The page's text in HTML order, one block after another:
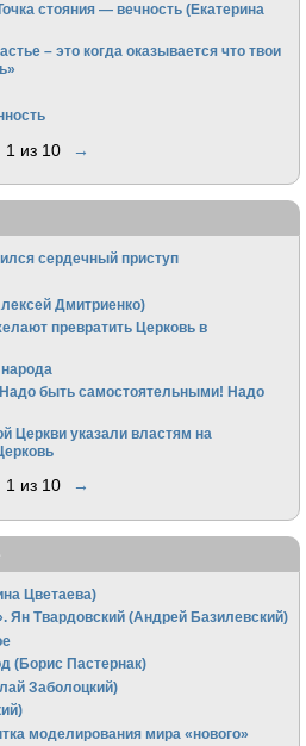
стояния — вечность (Екатерина
– это когда оказывается что твои
1 из 10 →
сердечный приступ
Дмитриенко)
превратить Церковь в
Надо быть самостоятельными! Надо
Церкви указали властям на
1 из 10 →
Цветаева)
Ян Твардовский (Андрей Базилевский)
(Борис Пастернак)
Заболоцкий)
моделирования мира «нового»